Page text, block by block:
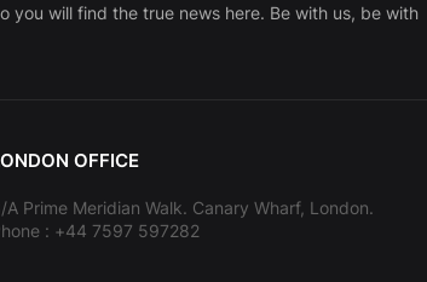
you will find the true news here. Be with us, be with
OFFICE
A Prime Meridian Walk. Canary Wharf, London.
: +44 7597 597282